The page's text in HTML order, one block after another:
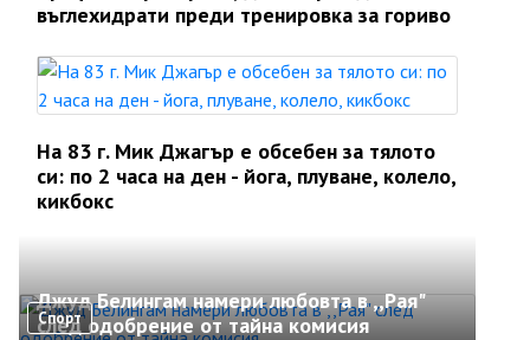
въглехидрати преди тренировка за гориво
На 83 г. Мик Джагър е обсебен за тялото
си: по 2 часа на ден - йога, плуване, колело,
кикбокс
Спорт
Джуд Белингам намери любовта в ,,Рая"
след одобрение от тайна комисия